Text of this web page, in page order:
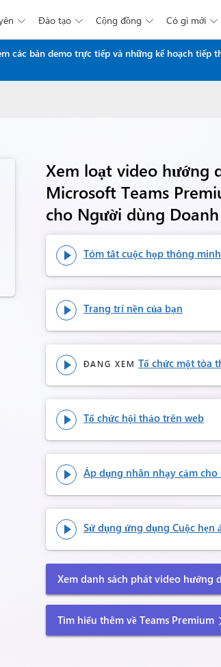
 Đào tạo  Cộng đồng  Có gì mới 
bản demo trực tiếp và những kế hoạch tiếp
Xem loạt video hướng
Microsoft Teams
cho Người dùng
 Tóm tắt cuộc họp thông minh
 Trang trí nền của bạn
 ĐANG XEM Tổ chức một tòa
 Tổ chức hội thảo trên web
 Áp dụng nhãn nhạy cảm cho
 Sử dụng ứng dụng Cuộc hẹn
Xem danh sách phát video hướng
Tìm hiểu thêm về Teams Premium